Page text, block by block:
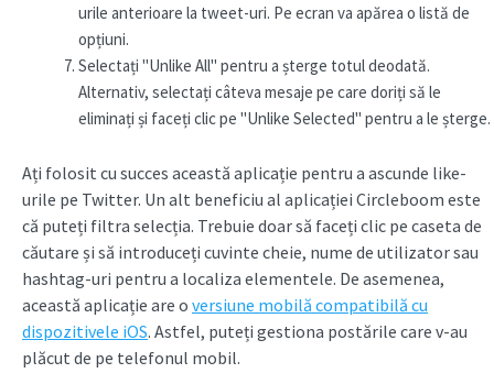
urile anterioare la tweet-uri. Pe ecran va apărea o listă de
opțiuni.
Selectați "Unlike All" pentru a șterge totul deodată.
Alternativ, selectați câteva mesaje pe care doriți să le
eliminați și faceți clic pe "Unlike Selected" pentru a le șterge.
Ați folosit cu succes această aplicație pentru a ascunde like-
urile pe Twitter. Un alt beneficiu al aplicației Circleboom este
că puteți filtra selecția. Trebuie doar să faceți clic pe caseta de
căutare și să introduceți cuvinte cheie, nume de utilizator sau
hashtag-uri pentru a localiza elementele. De asemenea,
această aplicație are o versiune mobilă compatibilă cu
dispozitivele iOS. Astfel, puteți gestiona postările care v-au
plăcut de pe telefonul mobil.